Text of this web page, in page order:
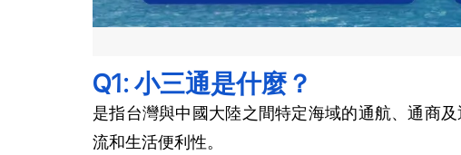
Q1: 小三通是什麼？
是指台灣與中國大陸之間特定海域的通航、通商
流和生活便利性。